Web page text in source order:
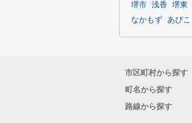
堺市 浅香 堺東
なかもず あびこ
市区町村から探す
町名から探す
路線から探す